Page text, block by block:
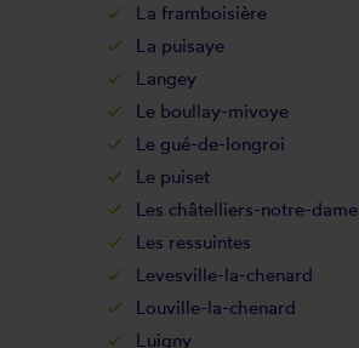
La framboisière
La puisaye
Langey
Le boullay-mivoye
Le gué-de-longroi
Le puiset
Les châtelliers-notre-dame
Les ressuintes
Levesville-la-chenard
Louville-la-chenard
Luigny